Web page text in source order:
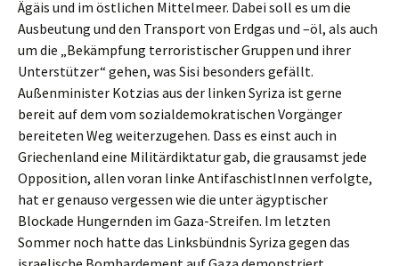
Ägäis und im östlichen Mittelmeer. Dabei soll es um die
Ausbeutung und den Transport von Erdgas und –öl, als auch
um die „Bekämpfung terroristischer Gruppen und ihrer
Unterstützer“ gehen, was Sisi besonders gefällt.
Außenminister Kotzias aus der linken Syriza ist gerne
bereit auf dem vom sozialdemokratischen Vorgänger
bereiteten Weg weiterzugehen. Dass es einst auch in
Griechenland eine Militärdiktatur gab, die grausamst jede
Opposition, allen voran linke AntifaschistInnen verfolgte,
hat er genauso vergessen wie die unter ägyptischer
Blockade Hungernden im Gaza-Streifen. Im letzten
Sommer noch hatte das Linksbündnis Syriza gegen das